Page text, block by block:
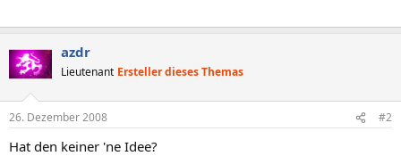
azdr
Lieutenant Ersteller dieses Themas
26. Dezember 2008 #2
Hat den keiner 'ne Idee?